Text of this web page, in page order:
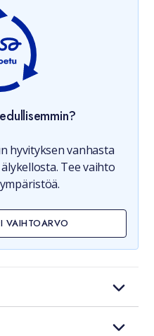
hyvityksen vanhasta
Tee vaihto
VAIHTOARVO